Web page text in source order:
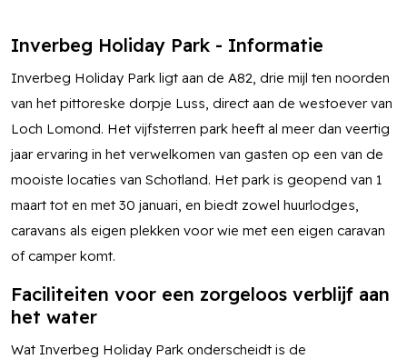
Inverbeg Holiday Park - Informatie
Inverbeg Holiday Park ligt aan de A82, drie mijl ten noorden
van het pittoreske dorpje Luss, direct aan de westoever van
Loch Lomond. Het vijfsterren park heeft al meer dan veertig
jaar ervaring in het verwelkomen van gasten op een van de
mooiste locaties van Schotland. Het park is geopend van 1
maart tot en met 30 januari, en biedt zowel huurlodges,
caravans als eigen plekken voor wie met een eigen caravan
of camper komt.
Faciliteiten voor een zorgeloos verblijf aan
het water
Wat Inverbeg Holiday Park onderscheidt is de